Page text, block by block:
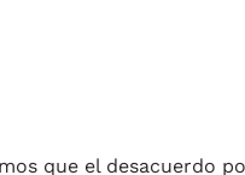
que el desacuerdo